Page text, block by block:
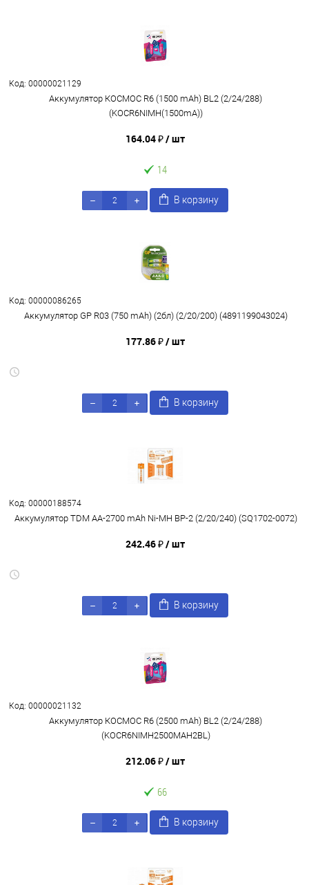
Код: 00000021129
Аккумулятор КОСМОС R6 (1500 mAh) BL2 (2/24/288)
(KOCR6NIMH(1500mA))
164.04 ₽/ шт
14
В корзину
Код: 00000086265
Аккумулятор GP R03 (750 mAh) (2бл) (2/20/200) (4891199043024)
177.86 ₽/ шт
В корзину
Код: 00000188574
Аккумулятор TDM AA-2700 mAh Ni-MH BP-2 (2/20/240) (SQ1702-0072)
242.46 ₽/ шт
В корзину
Код: 00000021132
Аккумулятор КОСМОС R6 (2500 mAh) BL2 (2/24/288)
(KOCR6NIMH2500MAH2BL)
212.06 ₽/ шт
66
В корзину